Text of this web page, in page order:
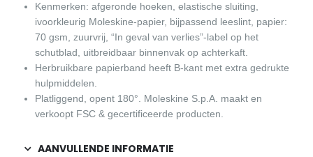
Kenmerken: afgeronde hoeken, elastische sluiting,
ivoorkleurig Moleskine-papier, bijpassend leeslint, papier:
70 gsm, zuurvrij, “In geval van verlies”-label op het
schutblad, uitbreidbaar binnenvak op achterkaft.
Herbruikbare papierband heeft B-kant met extra gedrukte
hulpmiddelen.
Platliggend, opent 180°. Moleskine S.p.A. maakt en
verkoopt FSC & gecertificeerde producten.
AANVULLENDE INFORMATIE